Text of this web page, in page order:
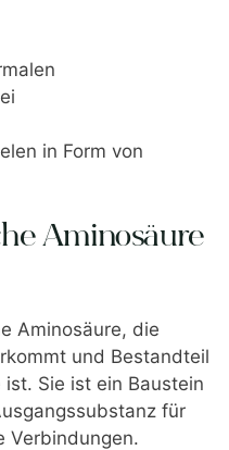
in Form von
Aminosäure
Aminosäure, die
und Bestandteil
Sie ist ein Baustein
für
Verbindungen.